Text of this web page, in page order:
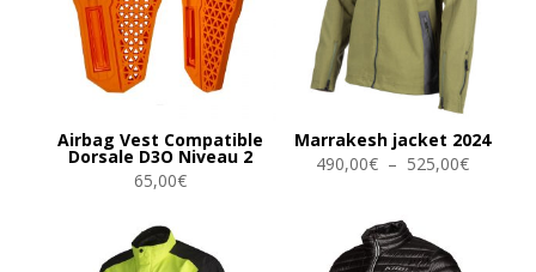
Airbag Vest Compatible
Dorsale D3O Niveau 2
65,00€
Marrakesh jacket 2024
490,00€ – 525,00€Plage